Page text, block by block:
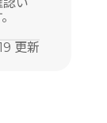
更新